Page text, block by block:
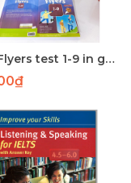
2A113 Flyers test 1-9 in gộp A5 (350p) - PHUN bìa mới